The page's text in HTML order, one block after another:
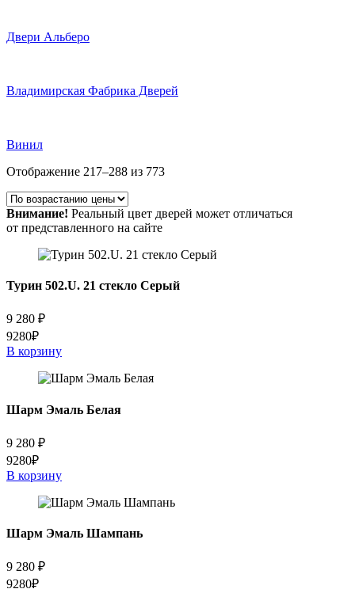
Двери Альберо
Владимирская Фабрика Дверей
Винил
Отображение 217–288 из 773
Внимание! Реальный цвет дверей может отличаться
от представленного на сайте
Турин 502.U. 21 стекло Серый
9 280 ₽
9280₽
В корзину
Шарм Эмаль Белая
9 280 ₽
9280₽
В корзину
Шарм Эмаль Шампань
9 280 ₽
9280₽